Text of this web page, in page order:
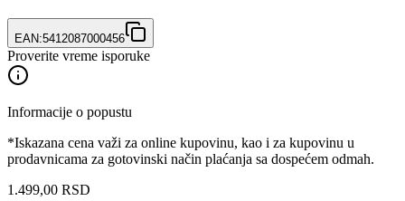
EAN:5412087000456
Proverite vreme isporuke
Informacije o popustu
*Iskazana cena važi za online kupovinu, kao i za kupovinu u
prodavnicama za gotovinski način plaćanja sa dospećem odmah.
1.499,00 RSD